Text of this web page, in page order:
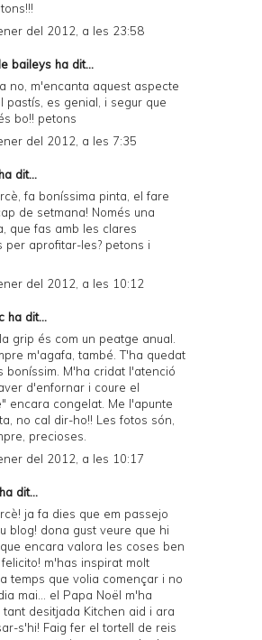
del 2012, a les 23:58
baileys ha dit...
no, m'encanta aquest aspecte
pastís, es genial, i segur que
bo!! petons
del 2012, a les 7:35
dit...
fa boníssima pinta, el fare
de setmana! Només una
que fas amb les clares
per aprofitar-les? petons i
del 2012, a les 10:12
ha dit...
grip és com un peatge anual.
m'agafa, també. T'ha quedat
boníssim. M'ha cridat l'atenció
d'enfornar i coure el
encara congelat. Me l'apunte
no cal dir-ho!! Les fotos són,
precioses.
del 2012, a les 10:17
dit...
ja fa dies que em passejo
blog! dona gust veure que hi
encara valora les coses ben
m'has inspirat molt
temps que volia començar i no
mai... el Papa Noël m'ha
tant desitjada Kitchen aid i ara
s'hi! Faig fer el tortell de reis